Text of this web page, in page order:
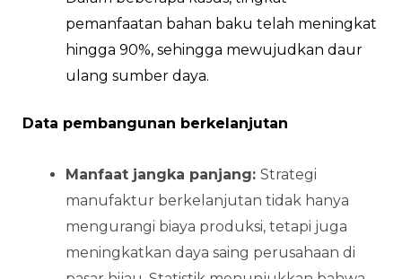
pemanfaatan bahan baku telah meningkat
hingga 90%, sehingga mewujudkan daur
ulang sumber daya.
Data pembangunan berkelanjutan
Manfaat jangka panjang: Strategi
manufaktur berkelanjutan tidak hanya
mengurangi biaya produksi, tetapi juga
meningkatkan daya saing perusahaan di